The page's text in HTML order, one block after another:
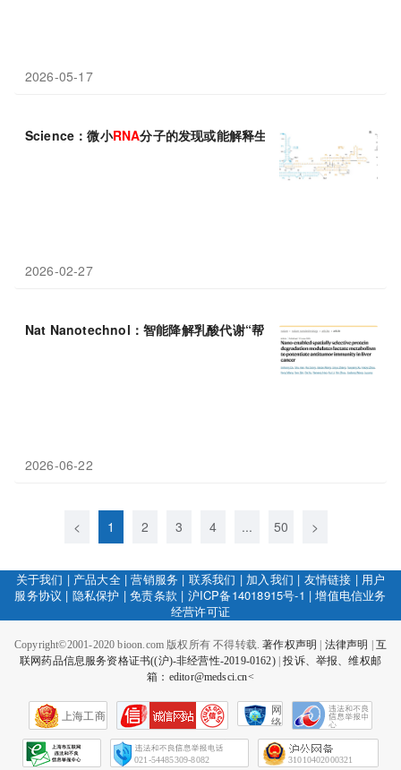
2026-05-17
Science：微小RNA分子的发现或能解释生命的起源
2026-02-27
Nat Nanotechnol：智能降解乳酸代谢“帮凶”，北京大学刘昭飞
2026-06-22
< 1 2 3 4 ... 50 >
关于我们 | 产品大全|营销服务 | 联系我们 | 加入我们 | 友情链接 | 用户
服务协议 | 隐私保护 |免责条款 | 沪ICP备14018915号-1 |增值电信业务
经营许可证
Copyright©2001-2020 bioon.com 版权所有 不得转载.著作权声明 法律声明
互
联网药品信息服务资格证书((沪)-非经营性-2019-0162)|投诉、举报、维权邮
箱：editor@medsci.cn<
上海工商
网
络
会
征
021-54485309-8082 31010402000321